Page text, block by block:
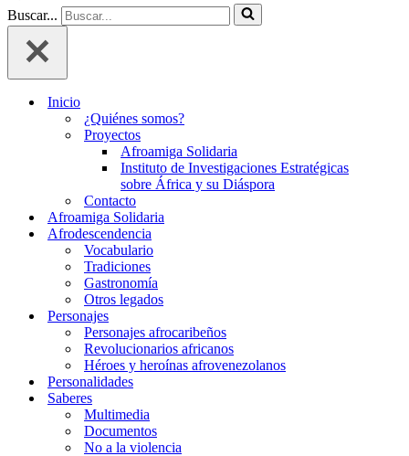
Buscar...
Inicio
¿Quiénes somos?
Proyectos
Afroamiga Solidaria
Instituto de Investigaciones Estratégicas
sobre África y su Diáspora
Contacto
Afroamiga Solidaria
Afrodescendencia
Vocabulario
Tradiciones
Gastronomía
Otros legados
Personajes
Personajes afrocaribeños
Revolucionarios africanos
Héroes y heroínas afrovenezolanos
Personalidades
Saberes
Multimedia
Documentos
No a la violencia